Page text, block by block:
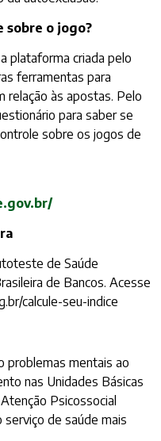
sobre o jogo?
plataforma criada pelo
ferramentas para
relação às apostas. Pelo
para saber se
sobre os jogos de
de Saúde
de Bancos. Acesse
calcule-seu-indice
problemas mentais ao
nas Unidades Básicas
Psicossocial
serviço de saúde mais